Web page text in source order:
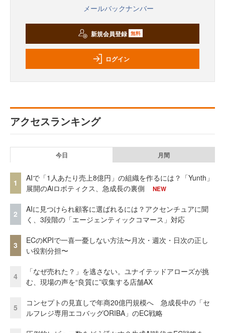
メールバックナンバー
新規会員登録 無料
ログイン
アクセスランキング
今日 月間
1
AIで「1人あたり売上8億円」の組織を作るには？「Yunth」
展開のAiロボティクス、急成長の裏側
NEW
2
AIに見つけられ顧客に選ばれるには？アクセンチュアに聞
く、3段階の「エージェンティックコマース」対応
3
ECのKPIで一喜一憂しない方法〜月次・週次・日次の正し
い役割分担〜
4
「なぜ売れた？」を逃さない。ユナイテッドアローズが挑
む、現場の声を“良質に”収集する店舗AX
5
コンセプトの見直しで年商20億円規模へ 急成長中の「セ
ルフレジ専用エコバッグORIBA」のEC戦略